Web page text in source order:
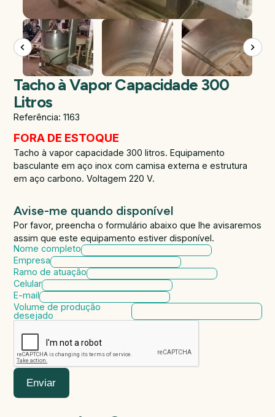
Tacho à Vapor Capacidade 300
Litros
Referência: 1163
FORA DE ESTOQUE
Tacho à vapor capacidade 300 litros. Equipamento
basculante em aço inox com camisa externa e estrutura
em aço carbono. Voltagem 220 V.
Avise-me quando disponível
Por favor, preencha o formulário abaixo que lhe avisaremos
assim que este equipamento estiver disponível.
Nome completo
Empresa
Ramo de atuação
Celular
E-mail
Volume de produção
desejado
Enviar